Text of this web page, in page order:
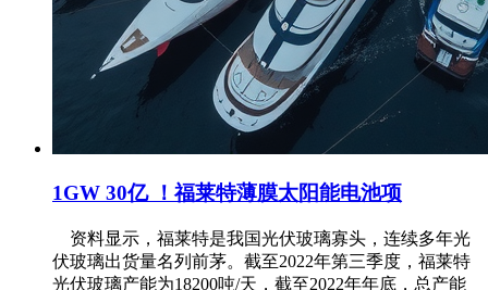
1GW 30亿 ！福莱特薄膜太阳能电池项
资料显示，福莱特是我国光伏玻璃寡头，连续多年光
伏玻璃出货量名列前茅。截至2022年第三季度，福莱特
光伏玻璃产能为18200吨/天，截至2022年年底，总产能